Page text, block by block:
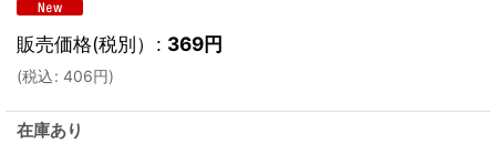
販売価格(税別） : 369円
(税込: 406円)
在庫あり